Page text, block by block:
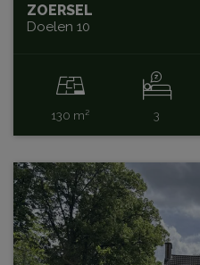
ZOERSEL
Doelen 10
130 m² 3